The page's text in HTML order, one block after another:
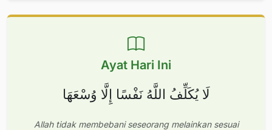
Ayat Hari Ini
لَا يُكَلِّفُ اللَّهُ نَفْسًا إِلَّا وُسْعَهَا
Allah tidak membebani seseorang melainkan sesuai